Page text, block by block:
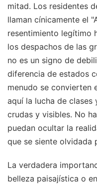
mitad. Los residentes
llaman cínicamente el
resentimiento legítimo
los despachos de las
no es un signo de
diferencia de estados
menudo se convierten
aquí la lucha de
crudas y visibles. No
puedan ocultar la
que se siente olvidada
La verdadera
belleza paisajística o